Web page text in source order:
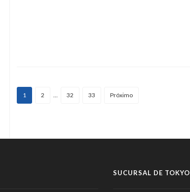
1 2 32 33 Próximo
SUCURSAL DE TOKYO